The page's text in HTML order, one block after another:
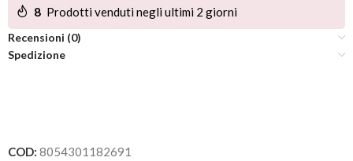
8 Prodotti venduti negli ultimi 2 giorni
Recensioni (0)
Spedizione
COD: 8054301182691